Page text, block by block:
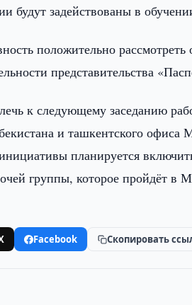
будут задействованы в
положительно
представительства
к следующему заседанию
и ташкентского
планируется
группы, которое пройдёт в
Facebook Скопировать